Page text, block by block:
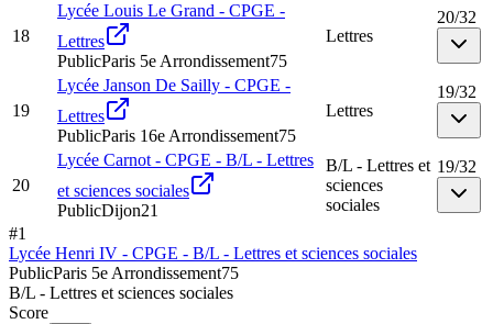
18
Lycée Louis Le Grand - CPGE -
Lettres
PublicParis 5e Arrondissement75
Lettres
20/32
19
Lycée Janson De Sailly - CPGE -
Lettres
PublicParis 16e Arrondissement75
Lettres
19/32
20
Lycée Carnot - CPGE - B/L - Lettres
et sciences sociales
PublicDijon21
B/L - Lettres et
sciences
sociales
19/32
#1
Lycée Henri IV - CPGE - B/L - Lettres et sciences sociales
PublicParis 5e Arrondissement75
B/L - Lettres et sciences sociales
Score